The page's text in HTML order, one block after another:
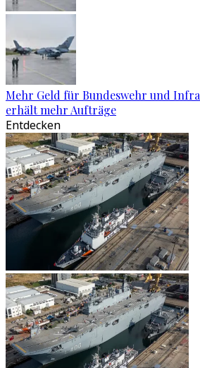
Mehr Geld für Bundeswehr und
erhält mehr Aufträge
Entdecken